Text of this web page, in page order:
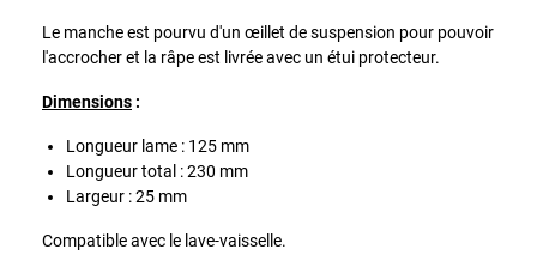
Le manche est pourvu d'un œillet de suspension pour pouvoir
l'accrocher et la râpe est livrée avec un étui protecteur.
Dimensions :
Longueur lame : 125 mm
Longueur total : 230 mm
Largeur : 25 mm
Compatible avec le lave-vaisselle.